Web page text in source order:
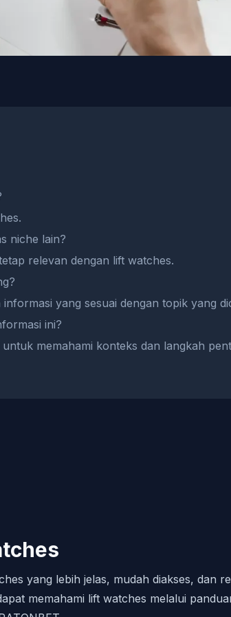
niche lain?
relevan dengan lift watches.
yang sesuai dengan topik yang
ini?
memahami konteks dan langkah
yang lebih jelas, mudah diakses, dan
memahami lift watches melalui